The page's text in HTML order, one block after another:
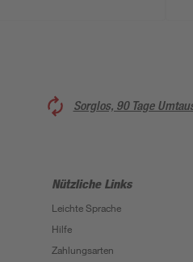
Sorglos, 90 Tage
Nützliche Links
Leichte Sprache
Hilfe
Zahlungsarten